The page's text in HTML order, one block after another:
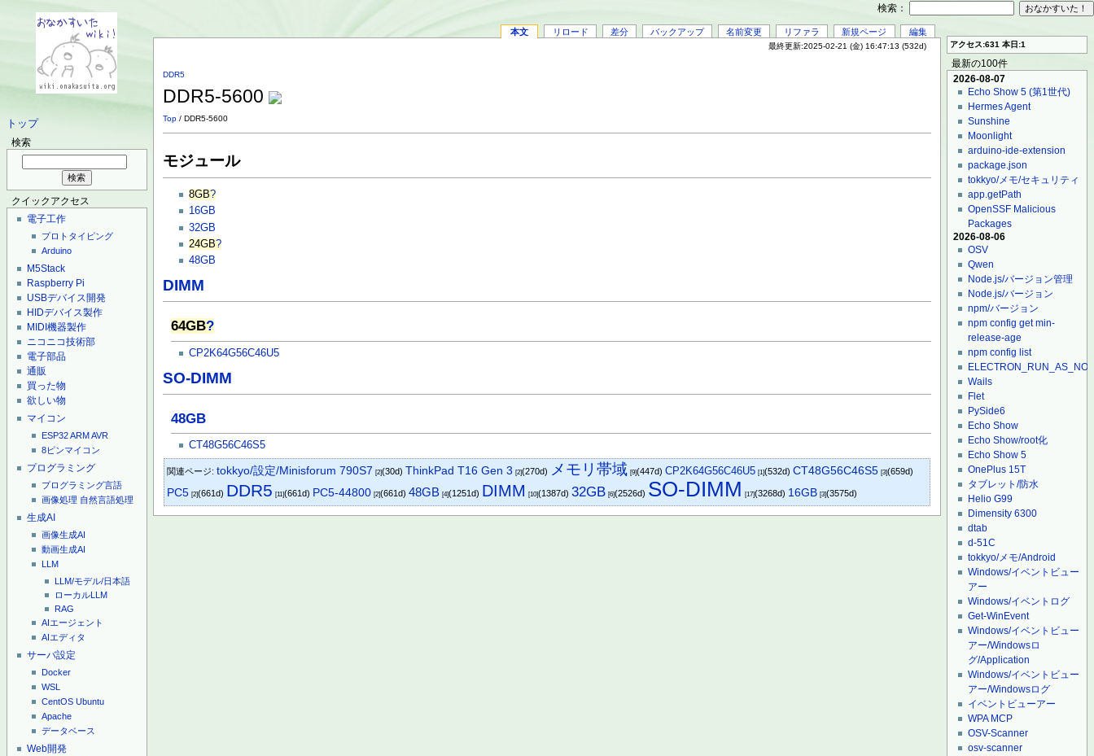
トップ
検索
クイックアクセス
電子工作
プロトタイピング
Arduino
M5Stack
Raspberry Pi
USBデバイス開発
HIDデバイス製作
MIDI機器製作
ニコニコ技術部
電子部品
通販
買った物
欲しい物
マイコン
ESP32ARMAVR
8ピンマイコン
プログラミング
プログラミング言語
画像処理 自然言語処理
生成AI
画像生成AI
動画生成AI
LLM
LLM/モデル/日本語
ローカルLLM
RAG
AIエージェント
AIエディタ
サーバ設定
Docker
WSL
CentOS Ubuntu
Apache
データベース
Web開発
本文 リロード 差分 バックアップ 名前変更 リファラ 新規ページ 編集
最終更新:2025-02-21 (金) 16:47:13 (532d)
DDR5
DDR5-5600
Top / DDR5-5600
モジュール
8GB?
16GB
32GB
24GB?
48GB
DIMM
64GB?
CP2K64G56C46U5
SO-DIMM
48GB
CT48G56C46S5
関連ページ:tokkyo/設定/Minisforum 790S7 [2](30d) ThinkPad T16 Gen 3 [2](270d) メモリ帯域 [9](447d)CP2K64G56C46U5 [1](532d)CT48G56C46S5 [3](659d)
PC5 [2](661d) DDR5 [11](661d) PC5-44800 [2](661d)48GB [4](1251d) DIMM [10](1387d)32GB [6](2526d) SO-DIMM [17](3268d) 16GB [3](3575d)
アクセス:631 本日:1
最新の100件
2026-08-07
Echo Show 5 (第1世代)
Hermes Agent
Sunshine
Moonlight
arduino-ide-extension
package.json
tokkyo/メモ/セキュリティ
app.getPath
OpenSSF Malicious
Packages
2026-08-06
OSV
Qwen
Node.js/バージョン管理
Node.js/バージョン
npm/バージョン
npm config get min-
release-age
npm config list
Wails
Flet
PySide6
Echo Show
Echo Show/root化
Echo Show 5
OnePlus 15T
タブレット/防水
Helio G99
Dimensity 6300
dtab
d-51C
tokkyo/メモ/Android
Windows/イベントビュー
アー
Windows/イベントログ
Get-WinEvent
Windows/イベントビュー
アー/Windowsロ
グ/Application
Windows/イベントビュー
アー/Windowsログ
イベントビューアー
WPA MCP
OSV-Scanner
osv-scanner
検索：